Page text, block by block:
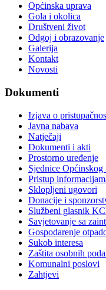
Općinska uprava
Gola i okolica
Društveni život
Odgoj i obrazovanje
Galerija
Kontakt
Novosti
Dokumenti
Izjava o
Javna nabava
Natječaji
Dokumenti i akti
Prostorno uređenje
Sjednice Općinskog
Pristup
Sklopljeni ugovori
Donacije i
Službeni glasnik
Savjetovanje sa
Gospodarenje
Sukob interesa
Zaštita osobnih
Komunalni poslovi
Zahtjevi